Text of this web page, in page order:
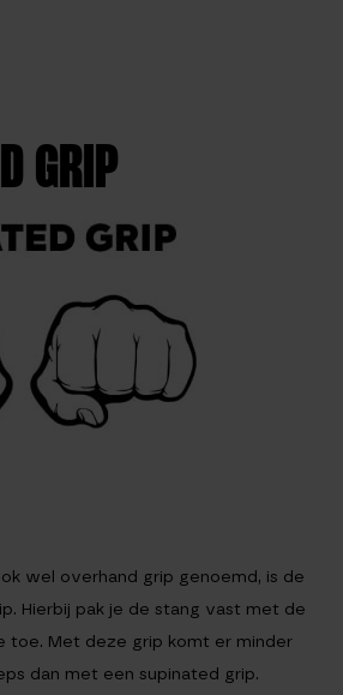
GRIP
wel overhand grip genoemd, is de
Hierbij pak je de stang vast met de
toe. Met deze grip komt er minder
dan met een supinated grip.